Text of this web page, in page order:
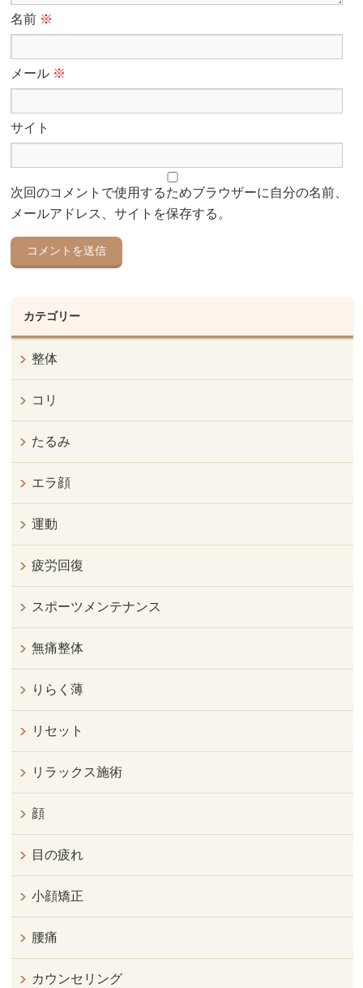
名前 ※
メール ※
サイト
次回のコメントで使用するためブラウザーに自分の名前、
メールアドレス、サイトを保存する。
カテゴリー
整体
コリ
たるみ
エラ顔
運動
疲労回復
スポーツメンテナンス
無痛整体
りらく薄
リセット
リラックス施術
顔
目の疲れ
小顔矯正
腰痛
カウンセリング